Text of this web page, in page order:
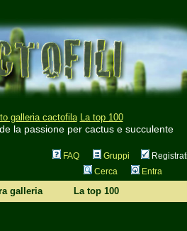
galleria cactofila La top 100
la passione per cactus e succulente
FAQ Gruppi
Cerca Entra
galleria La top 100